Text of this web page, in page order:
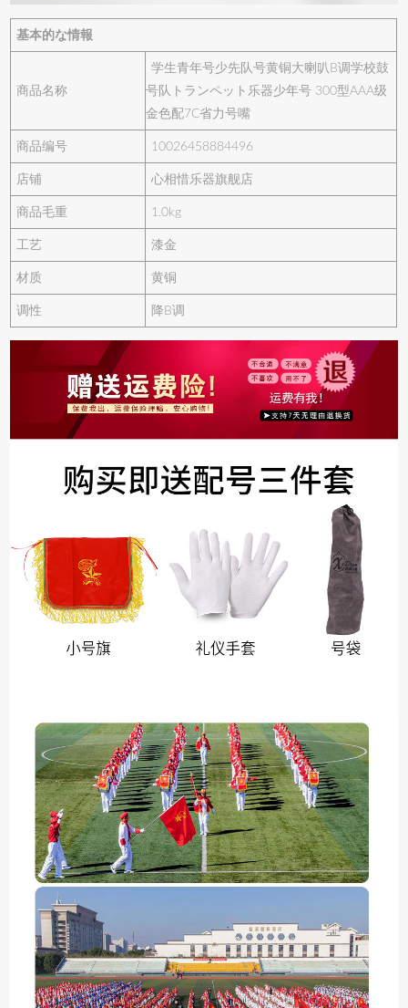
基本的な情報
商品名称
学生青年号少先队号黄铜大喇叭B调学校鼓
号队トランペット乐器少年号 300型AAA级
金色配7C省力号嘴
商品编号 10026458884496
店铺 心相惜乐器旗舰店
商品毛重 1.0kg
工艺 漆金
材质 黄铜
调性 降B调